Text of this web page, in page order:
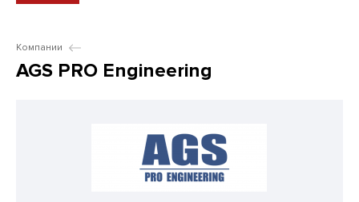
Компании
AGS PRO Engineering